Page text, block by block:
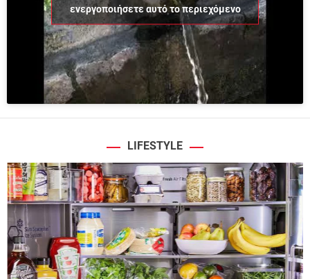
ενεργοποιήσετε αυτό το περιεχόμενο
LIFESTYLE